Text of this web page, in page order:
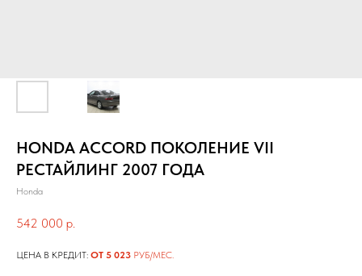
HONDA ACCORD ПОКОЛЕНИЕ VII
РЕСТАЙЛИНГ 2007 ГОДА
Honda
542 000 р.
ЦЕНА В КРЕДИТ: ОТ 5 023 РУБ/МЕС.